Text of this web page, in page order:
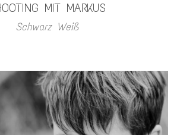
MIT MARKUS
Schwarz Weiß